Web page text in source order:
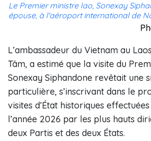
Le Premier ministre lao, Sonexay
épouse, à l'aéroport international de
L’ambassadeur du Vietnam au
Tâm, a estimé que la visite du
Sonexay Siphandone revêtait une
particulière, s’inscrivant dans le
visites d’État historiques
l’année 2026 par les plus hauts
deux Partis et des deux États.